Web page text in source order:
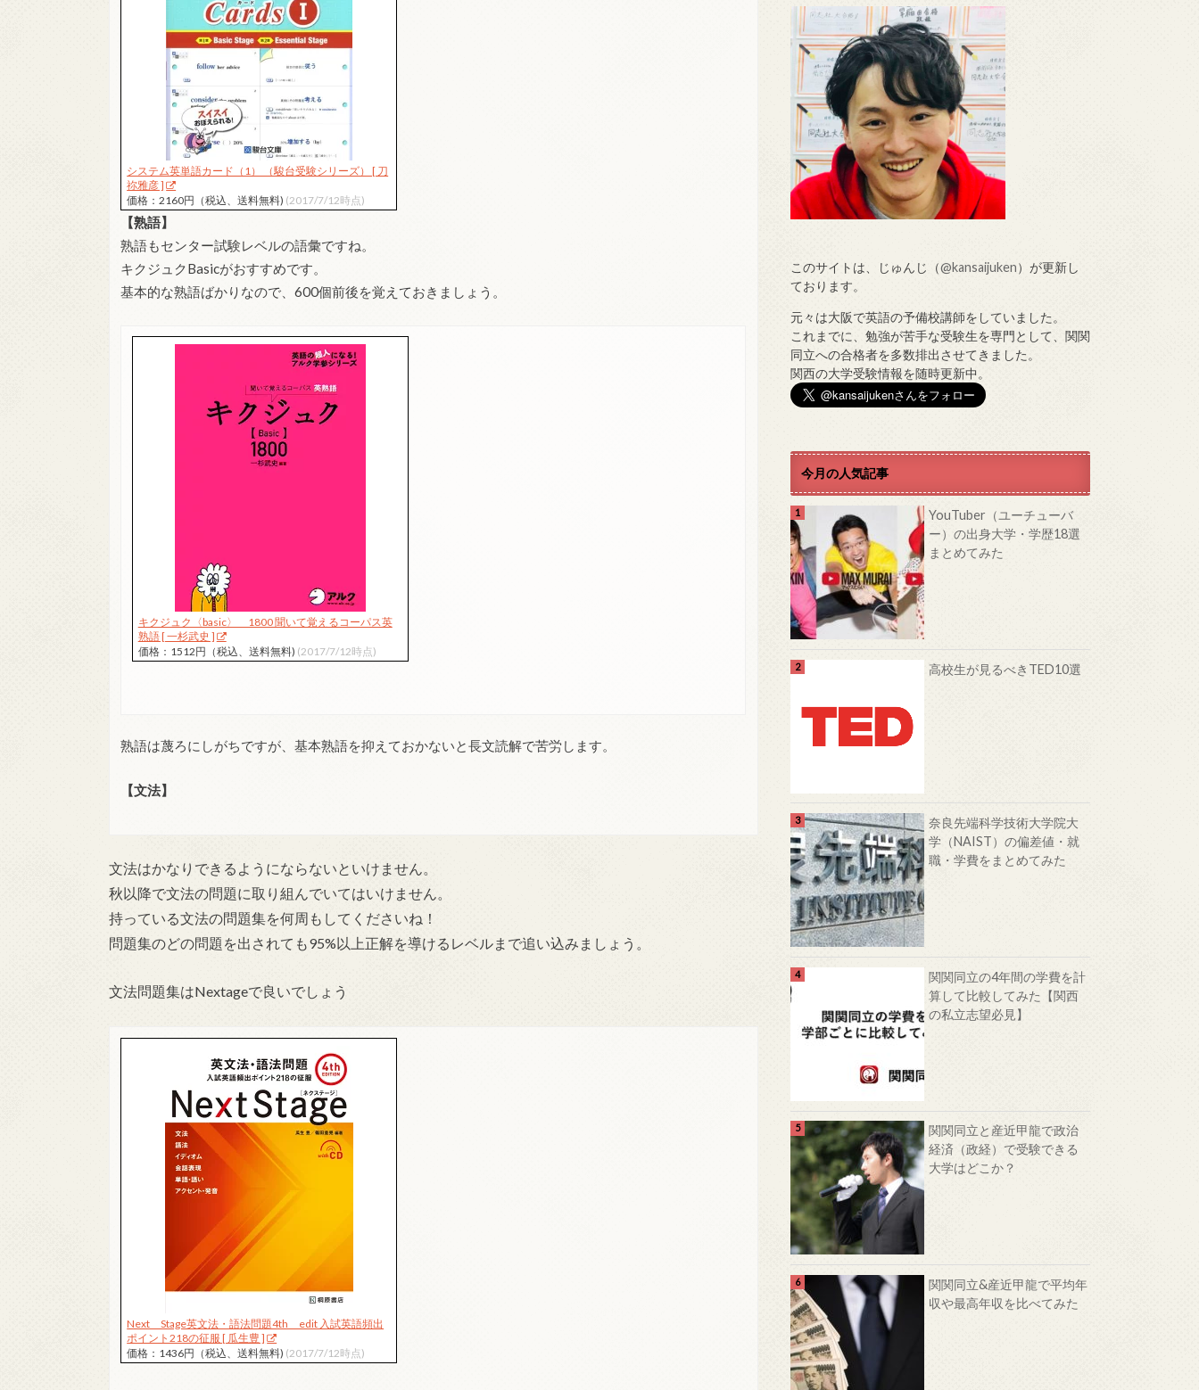
システム英単語カード（1） （駿台受験シリーズ） [ 刀
祢雅彦 ]
価格：2160円（税込、送料無料) (2017/7/12時点)
【熟語】
熟語もセンター試験レベルの語彙ですね。
キクジュクBasicがおすすめです。
基本的な熟語ばかりなので、600個前後を覚えておきましょう。
キクジュク〈basic〉 1800 聞いて覚えるコーパス英
熟語 [ 一杉武史 ]
価格：1512円（税込、送料無料) (2017/7/12時点)
熟語は蔑ろにしがちですが、基本熟語を抑えておかないと長文読解で苦労します。
【文法】
文法はかなりできるようにならないといけません。
秋以降で文法の問題に取り組んでいてはいけません。
持っている文法の問題集を何周もしてくださいね！
問題集のどの問題を出されても95%以上正解を導けるレベルまで追い込みましょう。
文法問題集はNextageで良いでしょう
Next Stage英文法・語法問題4th edit 入試英語頻出
ポイント218の征服 [ 瓜生豊 ]
価格：1436円（税込、送料無料) (2017/7/12時点)
このサイトは、じゅんじ（@kansaijuken）が更新し
ております。
元々は大阪で英語の予備校講師をしていました。
これまでに、勉強が苦手な受験生を専門として、関関
同立への合格者を多数排出させてきました。
関西の大学受験情報を随時更新中。
今月の人気記事
YouTuber（ユーチューバ
ー）の出身大学・学歴18選
まとめてみた
高校生が見るべきTED10選
奈良先端科学技術大学院大
学（NAIST）の偏差値・就
職・学費をまとめてみた
関関同立の4年間の学費を計
算して比較してみた【関西
の私立志望必見】
関関同立と産近甲龍で政治
経済（政経）で受験できる
大学はどこか？
関関同立&産近甲龍で平均年
収や最高年収を比べてみた